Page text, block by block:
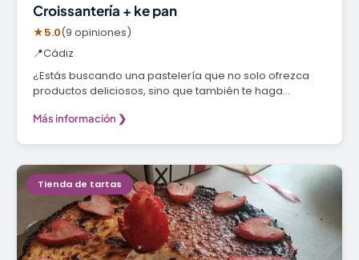
Croissantería + ke pan
★5.0(9 opiniones)
📍Cádiz
¿Estás buscando una pastelería que no solo ofrezca
productos deliciosos, sino que también te haga…
Más información ❯
Tienda de tartas